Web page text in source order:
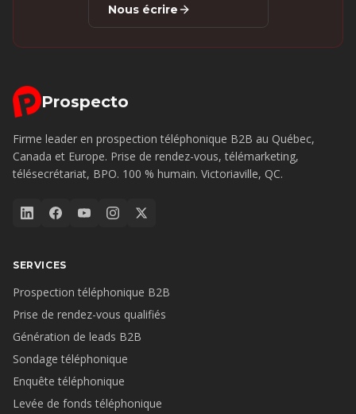
Nous écrire
Prospecto
Firme leader en prospection téléphonique B2B au Québec,
Canada et Europe. Prise de rendez-vous, télémarketing,
télésecrétariat, BPO. 100 % humain. Victoriaville, QC.
SERVICES
Prospection téléphonique B2B
Prise de rendez-vous qualifiés
Génération de leads B2B
Sondage téléphonique
Enquête téléphonique
Levée de fonds téléphonique